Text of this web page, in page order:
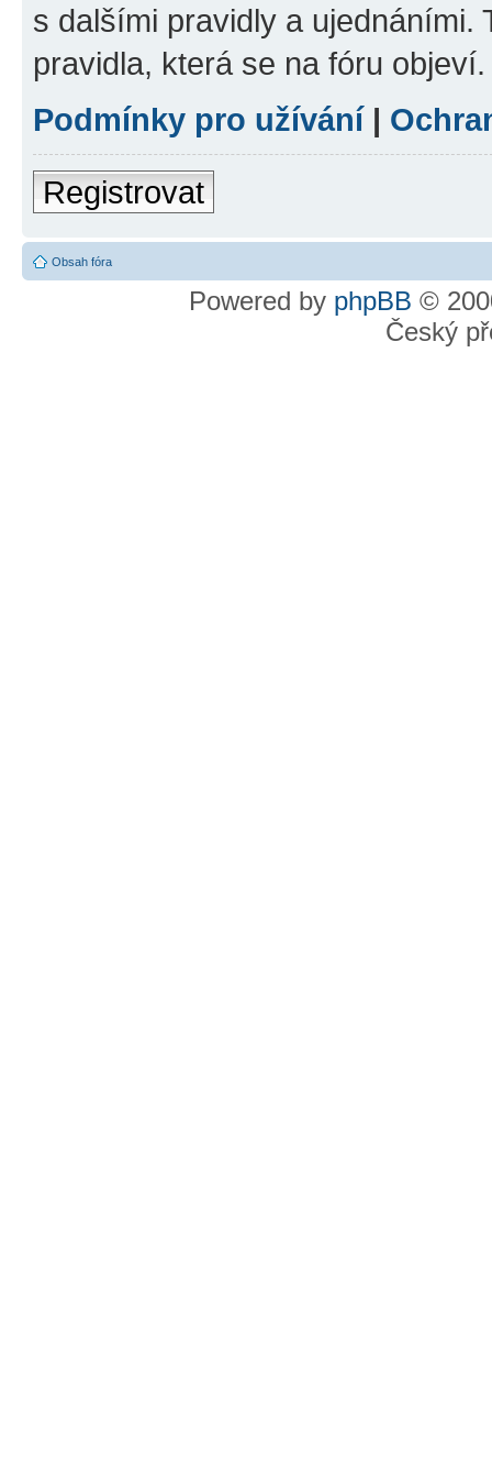
s dalšími pravidly a ujednáními.
pravidla, která se na fóru objeví.
Podmínky pro užívání|
Registrovat
Obsah fóra
Powered by phpBB ©
Český